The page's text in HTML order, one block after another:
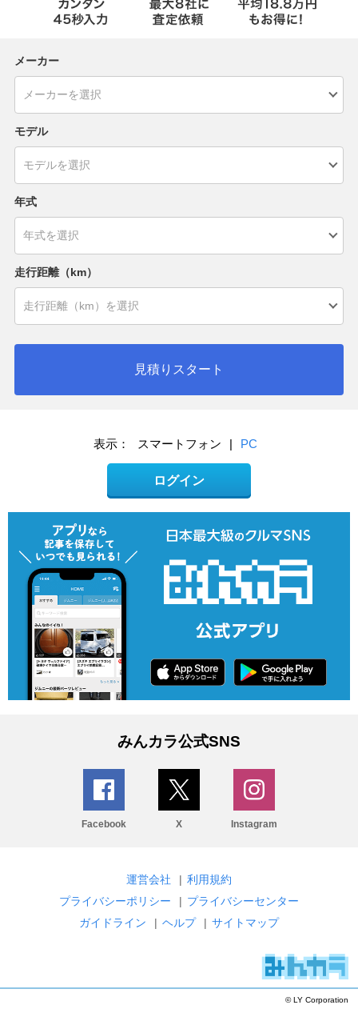
メーカー
モデル
年式
走行距離（km）
見積りスタート
表示： スマートフォン | PC
ログイン
みんカラ公式SNS
Facebook X Instagram
運営会社 | 利用規約
プライバシーポリシー
| プライバシーセンター
ガイドライン
| ヘルプ | サイトマップ
© LY Corporation